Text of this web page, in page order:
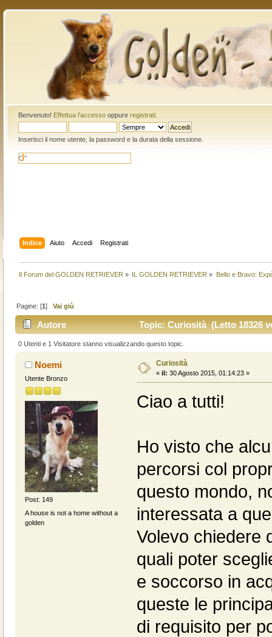
Benvenuto! Effettua l'accessooppure registrati.
Inserisci il nome utente, la password e la durata della sessione.
Indice Aiuto Accedi Registrati
Il Forum del GOLDEN RETRIEVER » IL GOLDEN RETRIEVER » Bello e Bravo:
Pagine: [1]Vai giù
Autore Topic: Curiosità (Letto 18326
0 Utenti e 1 Visitatore stanno visualizzando questo topic.
Noemi
Utente Bronzo
Post: 149
A house is not a home without a
golden
Curiosità
« il: 30 Agosto 2015, 01:14:23 »
Ciao a tutti!
Ho visto che
percorsi col
questo mondo,
interessata a
Volevo chiedere
quali poter
e soccorso in
queste le
di requisito per